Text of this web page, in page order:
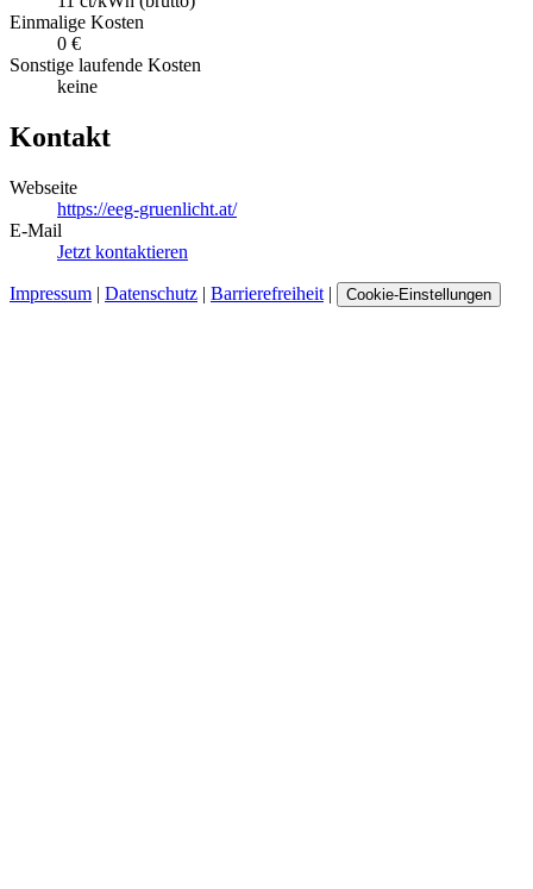
Einmalige Kosten
0 €
Sonstige laufende Kosten
keine
Kontakt
Webseite
https://eeg-gruenlicht.at/
E-Mail
Jetzt kontaktieren
Impressum | Datenschutz | Barrierefreiheit | Cookie-Einstellungen